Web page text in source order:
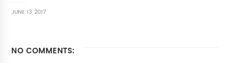
JUNE 13, 2017
NO COMMENTS: